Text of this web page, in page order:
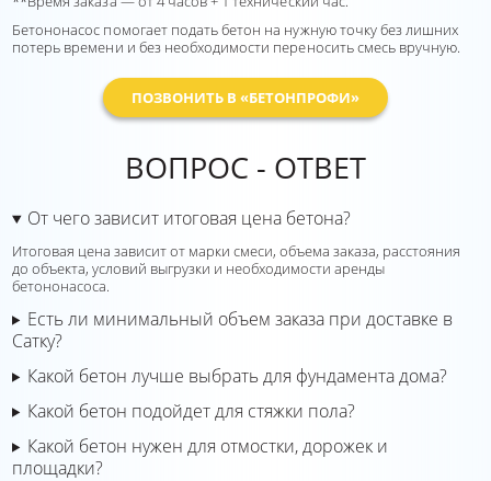
Бетононасос помогает подать бетон на нужную точку без лишних
потерь времени и без необходимости переносить смесь вручную.
ПОЗВОНИТЬ В «БЕТОНПРОФИ»
ВОПРОС - ОТВЕТ
От чего зависит итоговая цена бетона?
Итоговая цена зависит от марки смеси, объема заказа, расстояния
до объекта, условий выгрузки и необходимости аренды
бетононасоса.
Есть ли минимальный объем заказа при доставке в
Сатку?
Какой бетон лучше выбрать для фундамента дома?
Какой бетон подойдет для стяжки пола?
Какой бетон нужен для отмостки, дорожек и
площадки?